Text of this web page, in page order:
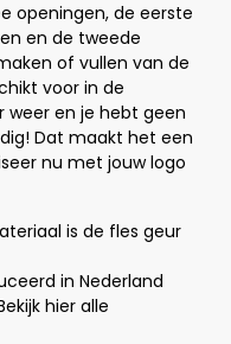
openingen, de eerste
en de tweede
of vullen van de
voor in de
weer en je hebt geen
Dat maakt het een
nu met jouw logo
is de fles geur
in Nederland
hier alle